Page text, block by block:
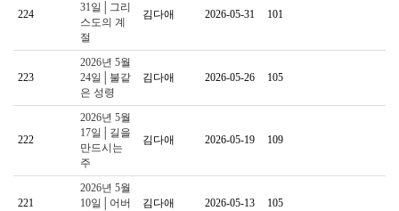
224
31일│그리
스도의 계
절
김다애 2026-05-31 101
223
2026년 5월
24일│불같
은 성령
김다애 2026-05-26 105
222
2026년 5월
17일│길을
만드시는
주
김다애 2026-05-19 109
221
2026년 5월
10일│어버
김다애 2026-05-13 105